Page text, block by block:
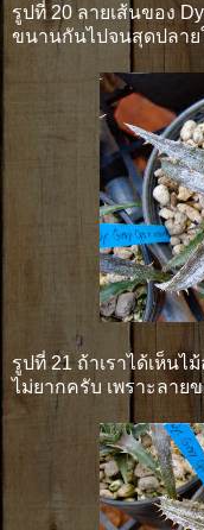
รูปที่ 20 ลายเส้นของ
ขนานกันไปจนสุดปลาย
รูปที่ 21 ถ้าเราได้เห็น
ไม่ยากครับ เพราะลาย